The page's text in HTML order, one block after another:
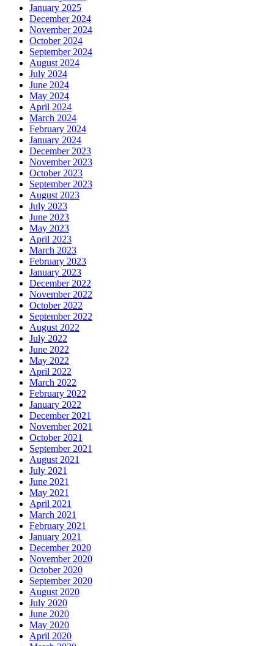
January 2025
December 2024
November 2024
October 2024
September 2024
August 2024
July 2024
June 2024
May 2024
April 2024
March 2024
February 2024
January 2024
December 2023
November 2023
October 2023
September 2023
August 2023
July 2023
June 2023
May 2023
April 2023
March 2023
February 2023
January 2023
December 2022
November 2022
October 2022
September 2022
August 2022
July 2022
June 2022
May 2022
April 2022
March 2022
February 2022
January 2022
December 2021
November 2021
October 2021
September 2021
August 2021
July 2021
June 2021
May 2021
April 2021
March 2021
February 2021
January 2021
December 2020
November 2020
October 2020
September 2020
August 2020
July 2020
June 2020
May 2020
April 2020